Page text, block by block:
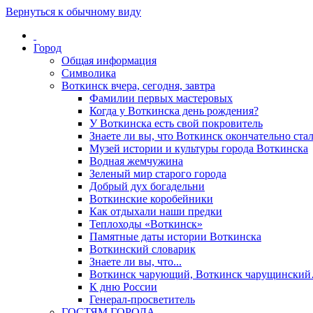
Вернуться к обычному виду
Город
Общая информация
Символика
Воткинск вчера, сегодня, завтра
Фамилии первых мастеровых
Когда у Воткинска день рождения?
У Воткинска есть свой покровитель
Знаете ли вы, что Воткинск окончательно
Музей истории и культуры города Воткинска
Водная жемчужина
Зеленый мир старого города
Добрый дух богадельни
Воткинские коробейники
Как отдыхали наши предки
Теплоходы «Воткинск»
Памятные даты истории Воткинска
Воткинский словарик
Знаете ли вы, что...
Воткинск чарующий, Воткинск
К дню России
Генерал-просветитель